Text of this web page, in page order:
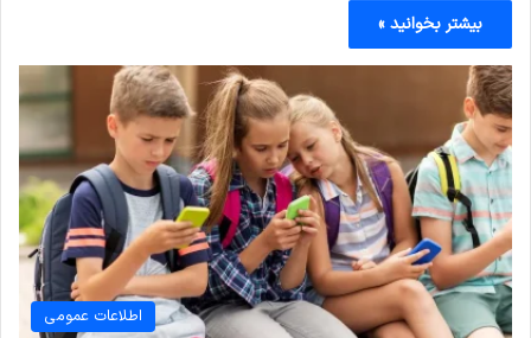
بیشتر بخوانید »
اطلاعات عمومی